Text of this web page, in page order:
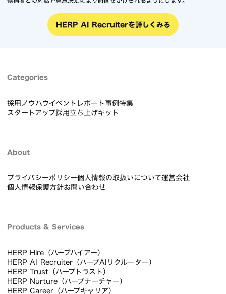
一連の採用プロセスをAIが支援し、候補者一人ひとりと向き合う採用へ
スタートアップ採用立ち上げキット
個人情報保護方針お問い合わせ
Products & Services